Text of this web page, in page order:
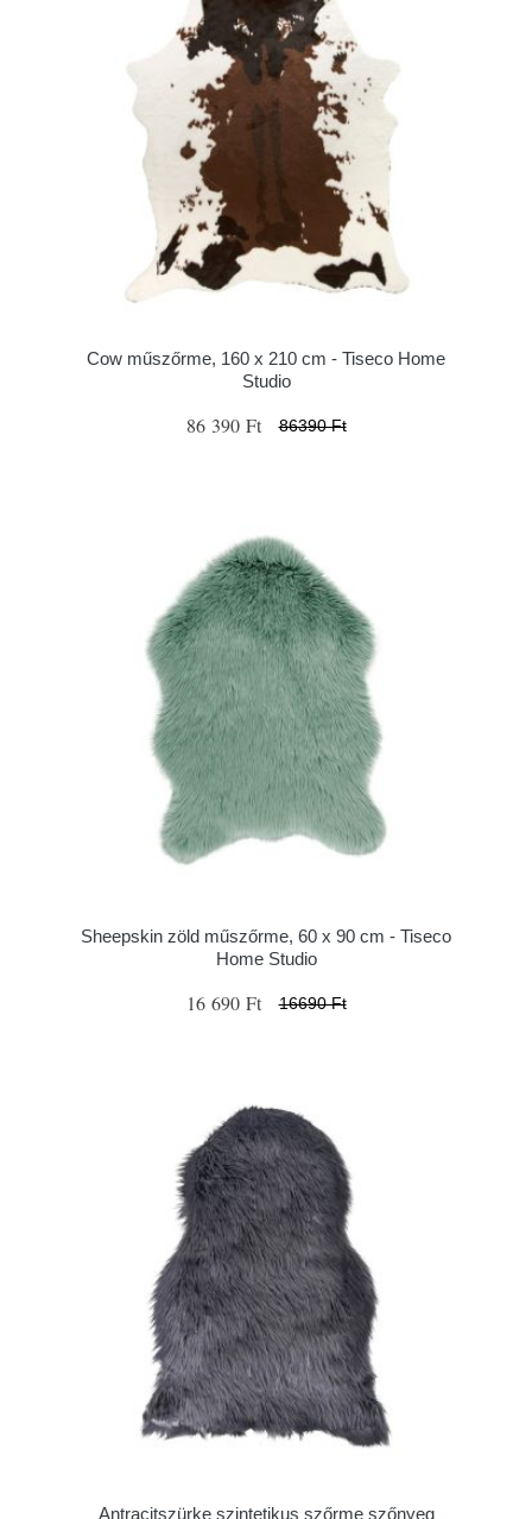
Cow műszőrme, 160 x 210 cm - Tiseco Home
Studio
86 390 Ft 86390 Ft
Sheepskin zöld műszőrme, 60 x 90 cm - Tiseco
Home Studio
16 690 Ft 16690 Ft
Antracitszürke szintetikus szőrme szőnyeg